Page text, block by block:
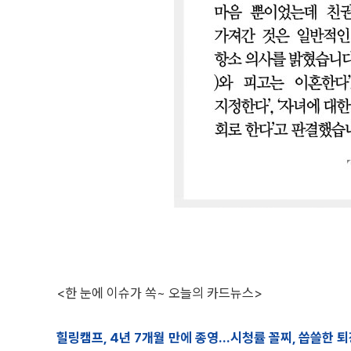
<한 눈에 이슈가 쏙~ 오늘의 카드뉴스>
힐링캠프, 4년 7개월 만에 종영…시청률 꼴찌, 씁쓸한 퇴